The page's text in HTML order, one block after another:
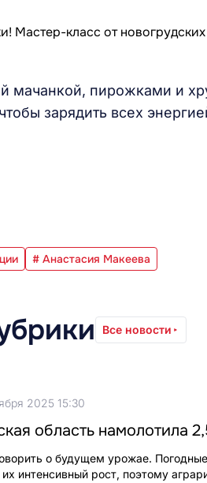
мачанкой, пирожками и
зарядить всех
# Анастасия Макеева
Все новости
2025 15:30
область намолотила
о будущем урожае.
их интенсивный рост, поэтому